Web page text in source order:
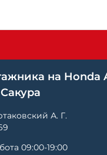
на Honda
А. Г.
09:00-19:00